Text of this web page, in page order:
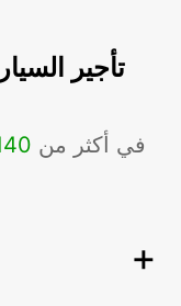
تأجير
موقعًا لشركة Europcar في أكثر من